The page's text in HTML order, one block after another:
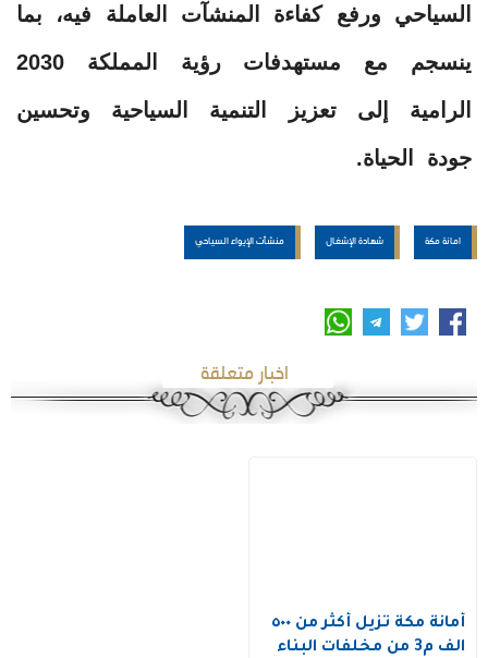
السياحي ورفع كفاءة المنشآت العاملة فيه، بما
ينسجم مع مستهدفات رؤية المملكة 2030
الرامية إلى تعزيز التنمية السياحية وتحسين
جودة الحياة.
امانة مكة شهادة الإشغال منشآت الإيواء السياحي
اخبار متعلقة
أمانة مكة تزيل أكثر من ٥٠٠
الف م3 من مخلفات البناء